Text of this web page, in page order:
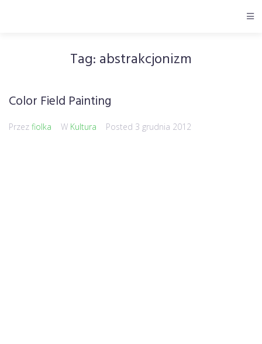
Tag: abstrakcjonizm
Color Field Painting
Przez fiolka W Kultura Posted 3 grudnia 2012